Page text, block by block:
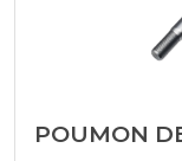
POUMON